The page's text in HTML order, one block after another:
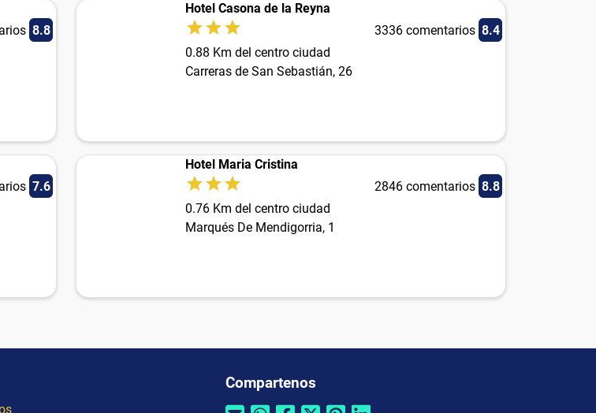
8.8
Hotel Casona de la Reyna
3336 comentarios 8.4
0.88 Km del centro ciudad
Carreras de San Sebastián, 26
7.6
Hotel Maria Cristina
2846 comentarios 8.8
0.76 Km del centro ciudad
Marqués De Mendigorria, 1
Compartenos